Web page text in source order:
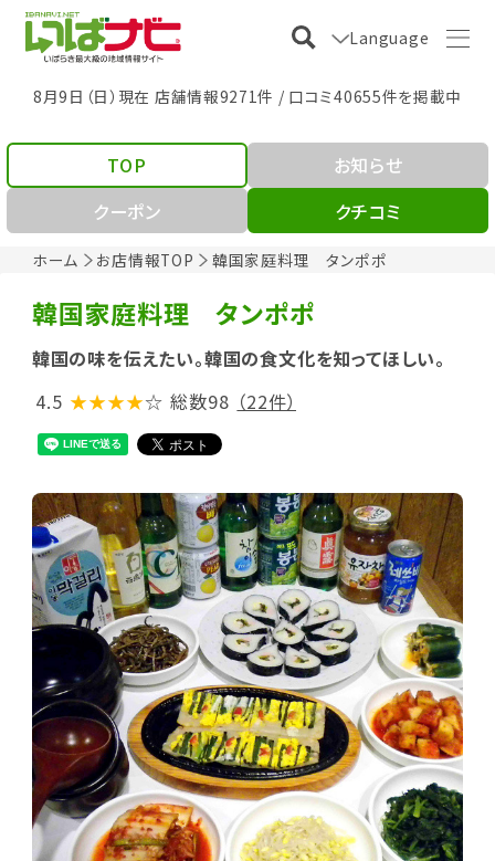
Language
8月9日（日）現在 店舗情報9271件 / 口コミ40655件を掲載中
ホーム お店情報TOP 韓国家庭料理 タンポポ
TOP
お知らせ
クーポン
クチコミ
韓国家庭料理 タンポポ
韓国の味を伝えたい。韓国の食文化を知ってほしい。
4.5 ★★★★☆ 総数98 （22件）